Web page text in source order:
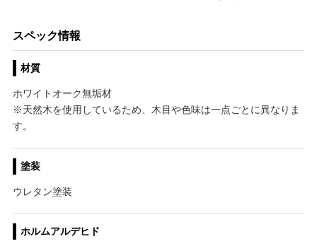
スペック情報
材質
ホワイトオーク無垢材
※天然木を使用しているため、木目や色味は一点ごとに異なりま
す。
塗装
ウレタン塗装
ホルムアルデヒド